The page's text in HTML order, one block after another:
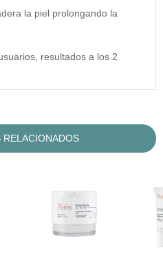
la piel prolongando la
resultados a los 2
RELACIONADOS